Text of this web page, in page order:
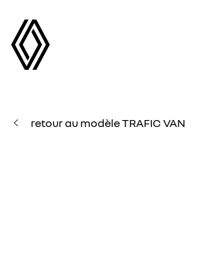
retour au modèle TRAFIC VAN